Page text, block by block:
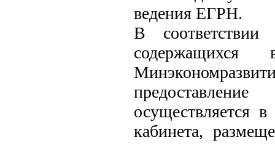
ведения ЕГРН.
В соответствии
осуществляется
кабинета,